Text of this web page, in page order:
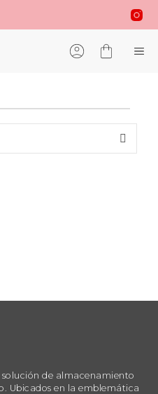
solución de almacenamiento
Ubicados en la emblemática